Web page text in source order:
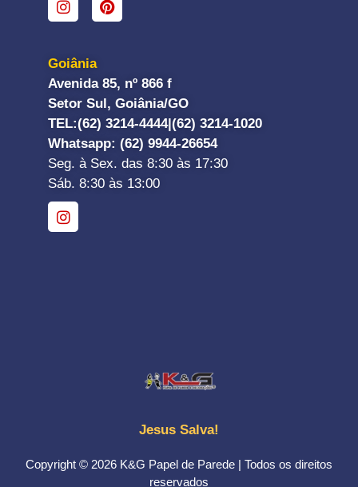
Goiânia
Avenida 85, nº 866 f
Setor Sul, Goiânia/GO
TEL:(62) 3214-4444|(62) 3214-1020
Whatsapp: (62) 9944-26654
Seg. à Sex. das 8:30 às 17:30
Sáb. 8:30 às 13:00
Jesus Salva!
Copyright © 2026 K&G Papel de Parede | Todos os direitos
reservados